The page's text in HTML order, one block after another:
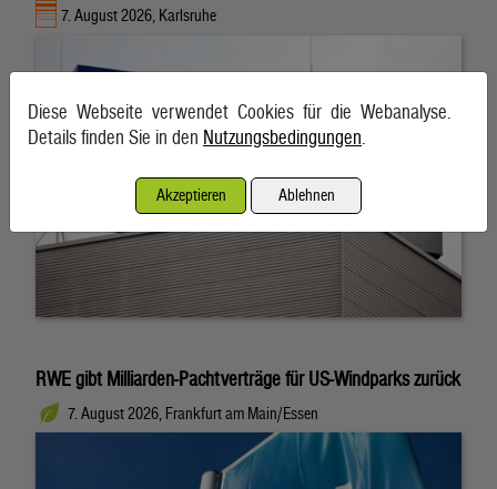
7. August 2026, Karlsruhe
RWE gibt Milliarden-Pachtverträge für US-Windparks zurück
7. August 2026, Frankfurt am Main/Essen
Diese Webseite verwendet Cookies für die Webanalyse.
Details finden Sie in den Nutzungsbedingungen.
Akzeptieren Ablehnen